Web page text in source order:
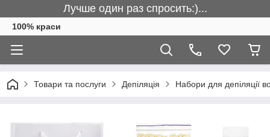
Лучше один раз спросить:)...
100% краси
Товари та послуги Депіляція Набори для депіляції